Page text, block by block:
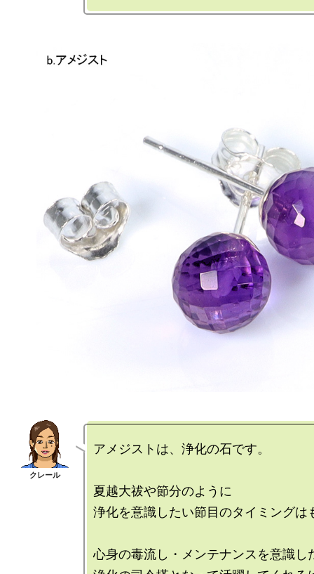
アメジストは、浄化の石です。
夏越大祓や節分のように
浄化を意識したい節目のタイミングは
心身の毒流し・メンテナンスを意識し